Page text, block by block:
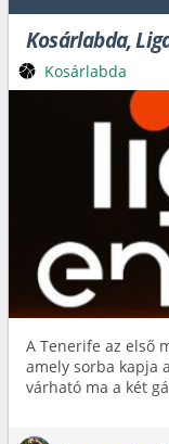
Kosárlabda,
A Tenerife az első
amely sorba kapja
várható ma a két
Kosárlabda